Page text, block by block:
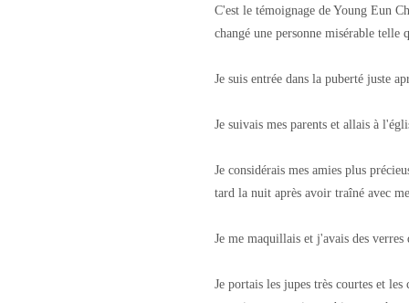
C'est le témoignage de Young Eun
changé une personne misérable
Je suis entrée dans la puberté juste
Je suivais mes parents et allais à
Je considérais mes amies plus
tard la nuit après avoir traîné avec
Je me maquillais et j'avais des verres
Je portais les jupes très courtes et